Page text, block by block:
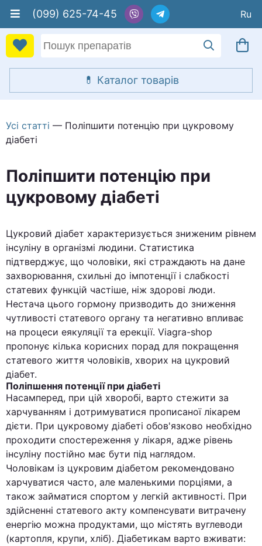
(099) 625-74-45
Усі статті — Поліпшити потенцію при цукровому
діабеті
Поліпшити потенцію при
цукровому діабеті
Цукровий діабет характеризується зниженим рівнем
інсуліну в організмі людини. Статистика
підтверджує, що чоловіки, які страждають на дане
захворювання, схильні до імпотенції і слабкості
статевих функцій частіше, ніж здорові люди.
Нестача цього гормону призводить до зниження
чутливості статевого органу та негативно впливає
на процеси еякуляції та ерекції. Viagra-shop
пропонує кілька корисних порад для покращення
статевого життя чоловіків, хворих на цукровий
діабет.
Поліпшення потенції при діабеті
Насамперед, при цій хворобі, варто стежити за
харчуванням і дотримуватися прописаної лікарем
дієти. При цукровому діабеті обов'язково необхідно
проходити спостереження у лікаря, адже рівень
інсуліну постійно має бути під наглядом.
Чоловікам із цукровим діабетом рекомендовано
харчуватися часто, але маленькими порціями, а
також займатися спортом у легкій активності. При
здійсненні статевого акту компенсувати витрачену
енергію можна продуктами, що містять вуглеводи
(картопля, крупи, хліб). Діабетикам варто вживати: